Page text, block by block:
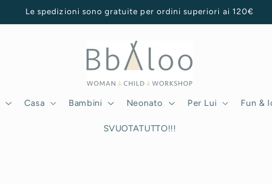
Le spedizioni sono gratuite per ordini superiori ai 120€
Casa Bambini Neonato Per Lui Fun &
SVUOTATUTTO!!!